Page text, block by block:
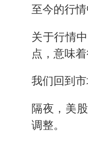
至今的行
关于行情
点，意味
我们回到市
隔夜，美
调整。